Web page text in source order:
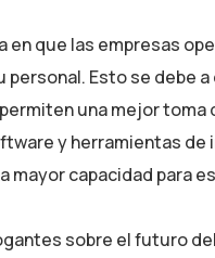
que las empresas
Esto se debe
una mejor
y herramientas
capacidad para
sobre el futuro